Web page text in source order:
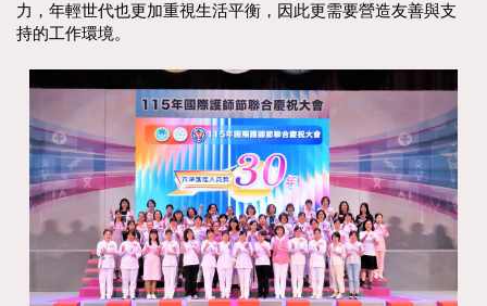
力，年輕世代也更加重視生活平衡，因此更需要營造友善與支
持的工作環境。